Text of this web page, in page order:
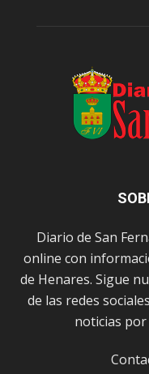
Diario de San
online con
de Henares. Sigue
de las redes
noticias